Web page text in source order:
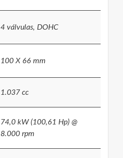
4 válvulas, DOHC
100 X 66 mm
1.037 cc
74,0 kW (100,61 Hp) @
8.000 rpm